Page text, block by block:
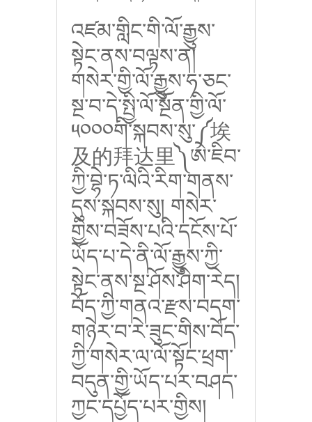
འཛམ་གླིང་གི་ལོ་རྒྱུས་
སྟེང་ནས་བལྟས་ན།
གསེར་གྱི་ལོ་རྒྱུས་ཧ་ཅང་
སྔ་བ་དེ་སྤྱི་ལོ་སྔོན་གྱི་ལོ་
༥༠༠༠གི་སྐབས་སུ་༼埃
及的拜达里༽ཨེ་ཇིབ་
ཀྱི་བྷེ་ཏ་ལིའི་རིག་གནས་
དུས་སྐབས་སུ། གསེར་
གྱིས་བཟོས་པའི་དངོས་པོ་
ཡོད་པ་དེ་ནི་ལོ་རྒྱུས་ཀྱི་
སྟེང་ནས་སྔ་ཤོས་ཤིག་རེད།
བོད་ཀྱི་གནའ་རྫས་བདག་
གཉེར་བ་རེ་ཟུང་གིས་བོད་
ཀྱི་གསེར་ལ་ལོ་སྟོང་ཕྲག་
བདུན་གྱི་ཡོད་པར་བཤད་
ཀྱང་དཔྱོད་པར་གྱིས།